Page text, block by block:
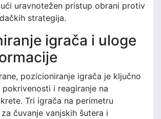
uravnotežen pristup obrani protiv
strategija.
igrača i uloge
pozicioniranje igrača je ključno
i reagiranje na
Tri igrača na perimetru
čuvanje vanjskih šutera i